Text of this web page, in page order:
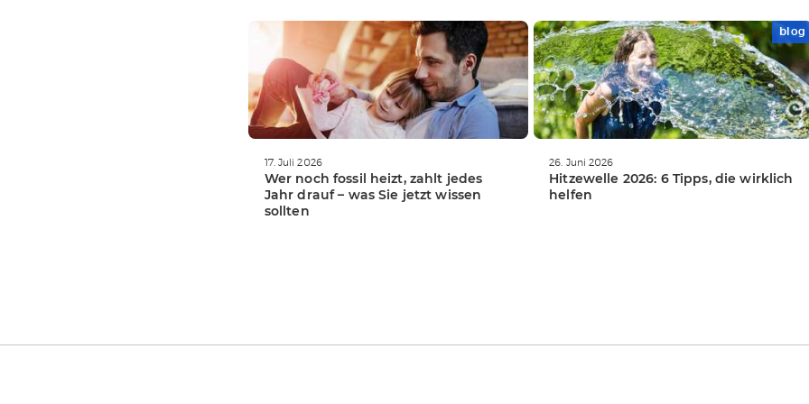
WEITERLESEN
17. Juli 2026
Wer noch fossil heizt, zahlt jedes
Jahr drauf – was Sie jetzt wissen
sollten
WEITERLESEN
blog
26. Juni 2026
Hitzewelle 2026: 6 Tipps, die wirklich
helfen